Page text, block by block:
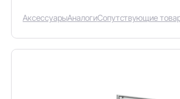
АксессуарыАналогиСопутствующие